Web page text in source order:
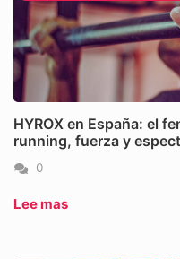
HYROX en España: el
running, fuerza y
0
Lee mas